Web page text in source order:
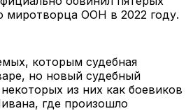
миротворца ООН в 2022 году.
которым судебная
но новый судебный
из них как боевиков
где произошло